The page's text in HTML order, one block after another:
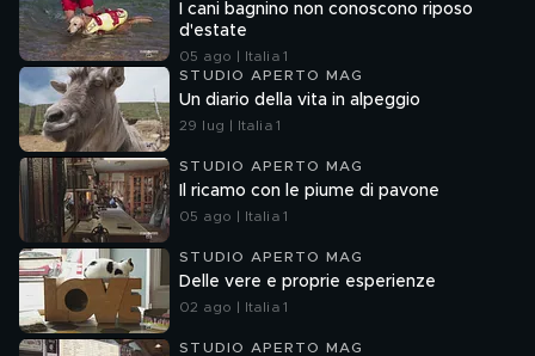
I cani bagnino non conoscono riposo
d'estate
05 ago | Italia 1
STUDIO APERTO MAG
Un diario della vita in alpeggio
29 lug | Italia 1
STUDIO APERTO MAG
Il ricamo con le piume di pavone
05 ago | Italia 1
STUDIO APERTO MAG
Delle vere e proprie esperienze
02 ago | Italia 1
STUDIO APERTO MAG